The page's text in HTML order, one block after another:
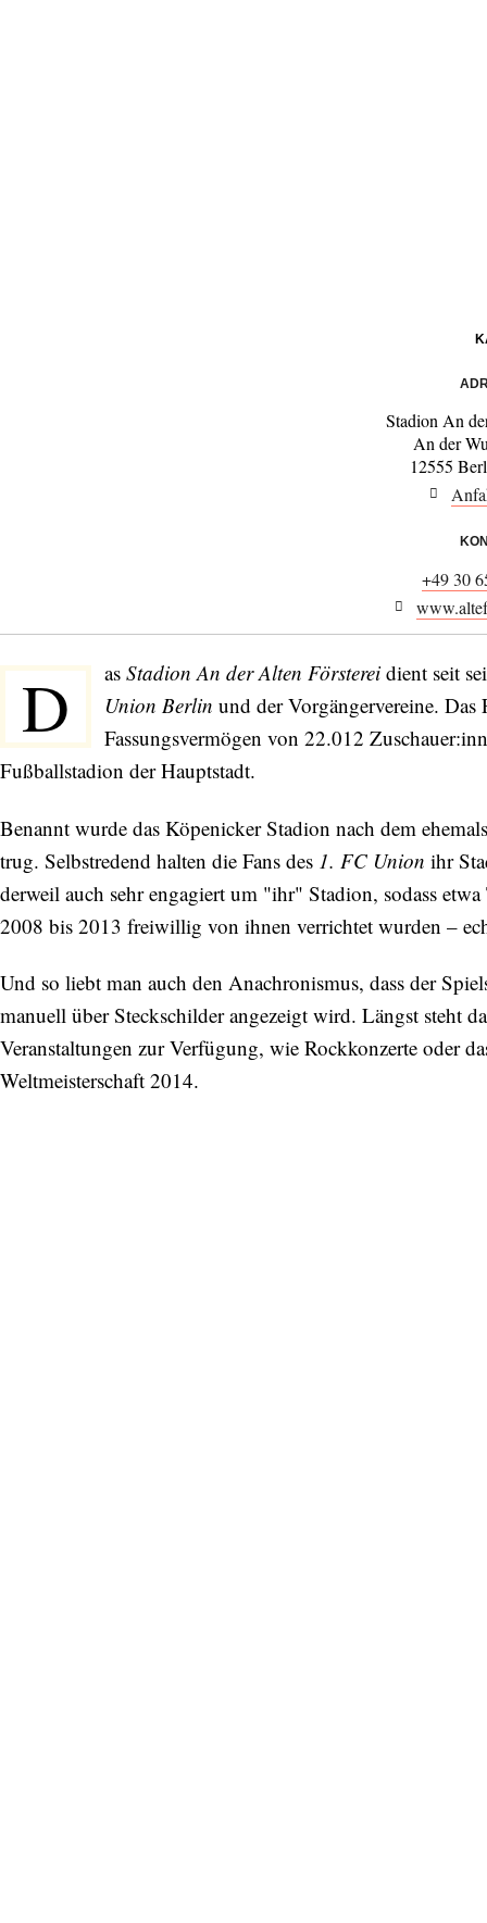
Stadion An
An der
12555
+49 30
D as Stadion An der Alten Försterei dient seit
Union Berlin und der Vorgängervereine.
Fassungsvermögen von 22.012
Fußballstadion der Hauptstadt.
Benannt wurde das Köpenicker Stadion nach dem
trug. Selbstredend halten die Fans des 1. FC Union ihr
derweil auch sehr engagiert um "ihr" Stadion, sodass
2008 bis 2013 freiwillig von ihnen verrichtet wurden –
Und so liebt man auch den Anachronismus, dass der
manuell über Steckschilder angezeigt wird. Längst steht
Veranstaltungen zur Verfügung, wie Rockkonzerte oder
Weltmeisterschaft 2014.